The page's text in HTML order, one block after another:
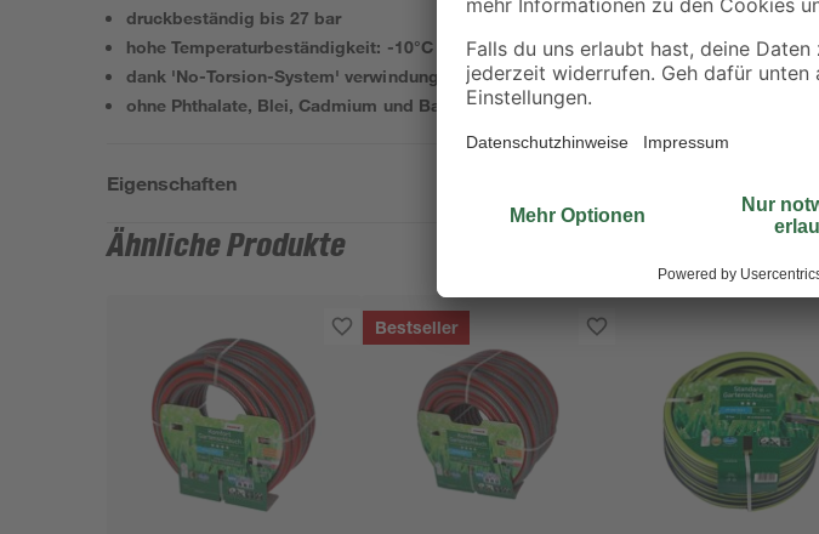
druckbeständig bis 27 bar
hohe Temperaturbeständigkeit: -10°C bis +60°C
dank 'No-Torsion-System' verwindungs- und verdrallfrei
ohne Phthalate, Blei, Cadmium und Barium
Eigenschaften
Ähnliche Produkte
Bestseller